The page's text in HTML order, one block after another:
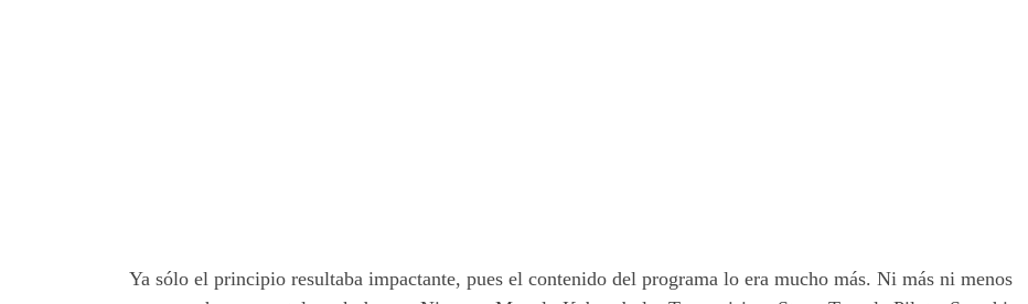
Ya sólo el principio resultaba impactante, pues el contenido del programa lo era mucho más. Ni más ni menos